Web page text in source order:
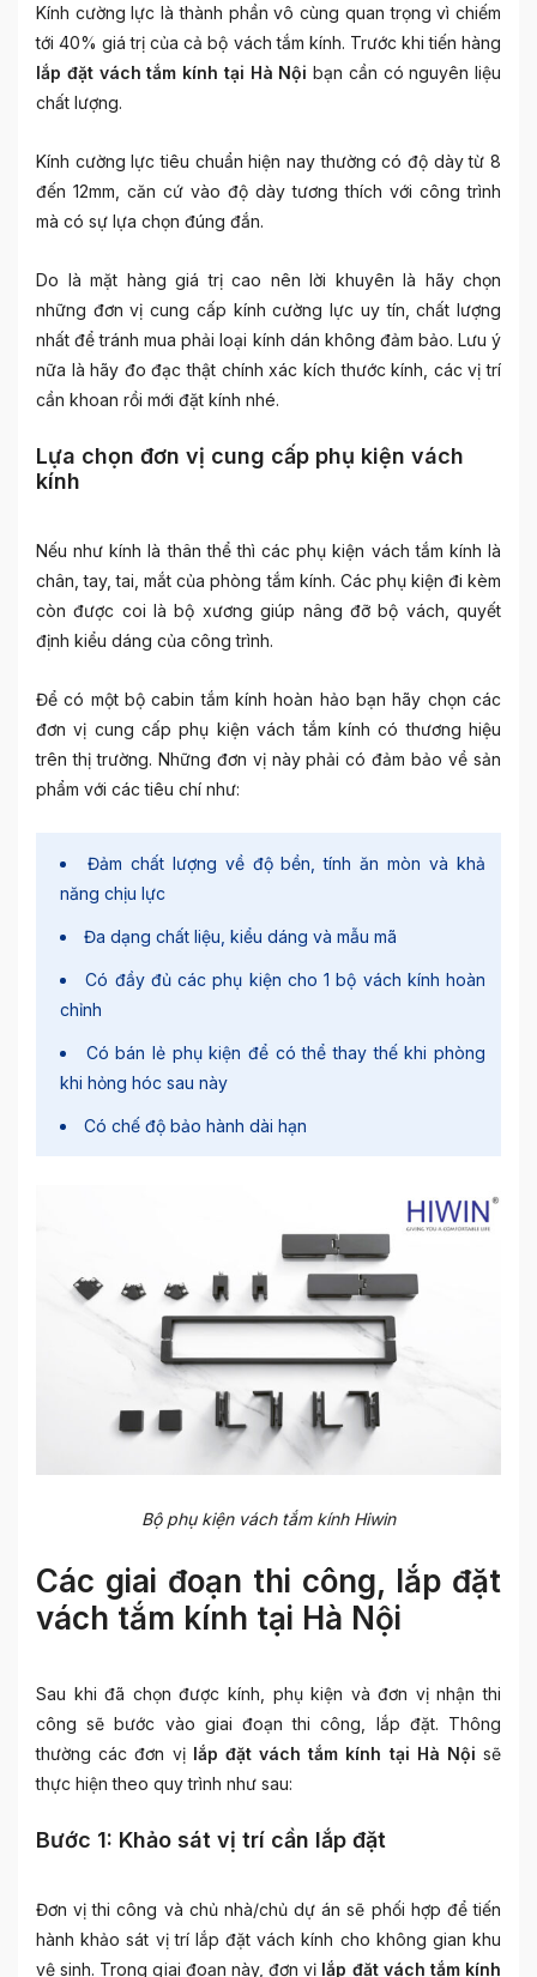
Kính cường lực là thành phần vô cùng quan trọng vì chiếm
tới 40% giá trị của cả bộ vách tắm kính. Trước khi tiến hàng
lắp đặt vách tắm kính tại Hà Nội bạn cần có nguyên liệu
chất lượng.
Kính cường lực tiêu chuẩn hiện nay thường có độ dày từ 8
đến 12mm, căn cứ vào độ dày tương thích với công trình
mà có sự lựa chọn đúng đắn.
Do là mặt hàng giá trị cao nên lời khuyên là hãy chọn
những đơn vị cung cấp kính cường lực uy tín, chất lượng
nhất để tránh mua phải loại kính dán không đảm bảo. Lưu ý
nữa là hãy đo đạc thật chính xác kích thước kính, các vị trí
cần khoan rồi mới đặt kính nhé.
Lựa chọn đơn vị cung cấp phụ kiện vách
kính
Nếu như kính là thân thể thì các phụ kiện vách tắm kính là
chân, tay, tai, mắt của phòng tắm kính. Các phụ kiện đi kèm
còn được coi là bộ xương giúp nâng đỡ bộ vách, quyết
định kiểu dáng của công trình.
Để có một bộ cabin tắm kính hoàn hảo bạn hãy chọn các
đơn vị cung cấp phụ kiện vách tắm kính có thương hiệu
trên thị trường. Những đơn vị này phải có đảm bảo về sản
phẩm với các tiêu chí như:
Đảm chất lượng về độ bền, tính ăn mòn và khả
năng chịu lực
Đa dạng chất liệu, kiểu dáng và mẫu mã
Có đầy đủ các phụ kiện cho 1 bộ vách kính hoàn
chỉnh
Có bán lẻ phụ kiện để có thể thay thế khi phòng
khi hỏng hóc sau này
Có chế độ bảo hành dài hạn
Bộ phụ kiện vách tắm kính Hiwin
Các giai đoạn thi công, lắp đặt
vách tắm kính tại Hà Nội
Sau khi đã chọn được kính, phụ kiện và đơn vị nhận thi
công sẽ bước vào giai đoạn thi công, lắp đặt. Thông
thường các đơn vị lắp đặt vách tắm kính tại Hà Nội sẽ
thực hiện theo quy trình như sau:
Bước 1: Khảo sát vị trí cần lắp đặt
Đơn vị thi công và chủ nhà/chủ dự án sẽ phối hợp để tiến
hành khảo sát vị trí lắp đặt vách kính cho không gian khu
vệ sinh. Trong giai đoạn này, đơn vị lắp đặt vách tắm kính